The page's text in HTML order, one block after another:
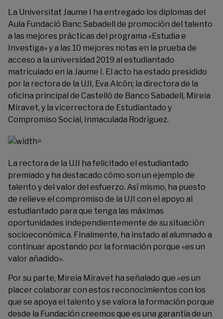
La Universitat Jaume I ha entregado los diplomas del
Aula Fundació Banc Sabadell de promoción del talento
a las mejores prácticas del programa «Estudia e
Investiga» y a las 10 mejores notas en la prueba de
acceso a la universidad 2019 al estudiantado
matriculado en la Jaume I. El acto ha estado presidido
por la rectora de la UJI, Eva Alcón; la directora de la
oficina principal de Castelló de Banco Sabadell, Mireia
Miravet, y la vicerrectora de Estudiantado y
Compromiso Social, Inmaculada Rodríguez.
La rectora de la UJI ha felicitado el estudiantado
premiado y ha destacado cómo son un ejemplo de
talento y del valor del esfuerzo. Así mismo, ha puesto
de relieve el compromiso de la UJI con el apoyo al
estudiantado para que tenga las máximas
oportunidades independientemente de su situación
socioeconómica. Finalmente, ha instado al alumnado a
continuar apostando por la formación porque «es un
valor añadido».
Por su parte, Mireia Miravet ha señalado que «es un
placer colaborar con estos reconocimientos con los
que se apoya el talento y se valora la formación porque
desde la Fundación creemos que es una garantía de un